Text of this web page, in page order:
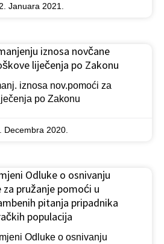
Januara 2021.
iznosa novčane
liječenja po Zakonu
iznosa nov.pomoći za
po Zakonu
Decembra 2020.
Odluke o osnivanju
pružanje pomoći u
pitanja pripadnika
populacija
Odluke o osnivanju